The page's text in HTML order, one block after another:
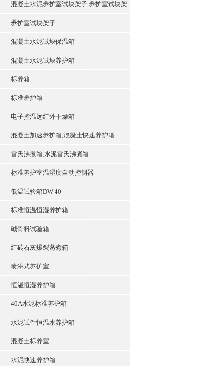
混凝土水泥养护室试块架子|养护室试块架
子
养护室试块架子
混凝土水泥试块保温箱
混凝土水泥试块养护箱
标养箱
标准养护箱
电子控温远红外干燥箱
混凝土加速养护箱,混凝土快速养护箱
雷氏沸煮箱,水泥雷氏沸煮箱
标准养护室温湿度自动控制器
低温试验箱DW-40
标准恒温恒湿养护箱
碱骨料试验箱
红砖石灰爆裂蒸煮箱
喷淋式养护室
恒温恒湿养护箱
40A水泥标准养护箱
水泥试件恒温水养护箱
混凝土标养室
水泥快速养护箱